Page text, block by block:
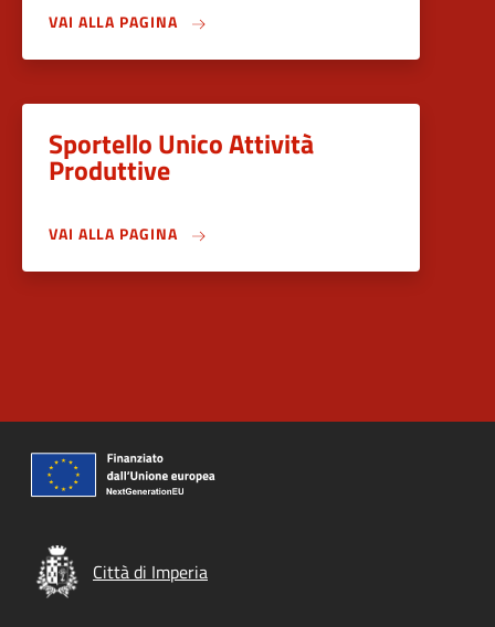
VAI ALLA PAGINA
Sportello Unico Attività
Produttive
VAI ALLA PAGINA
Città di Imperia